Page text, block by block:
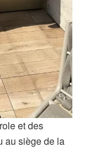
et des
au siège de la